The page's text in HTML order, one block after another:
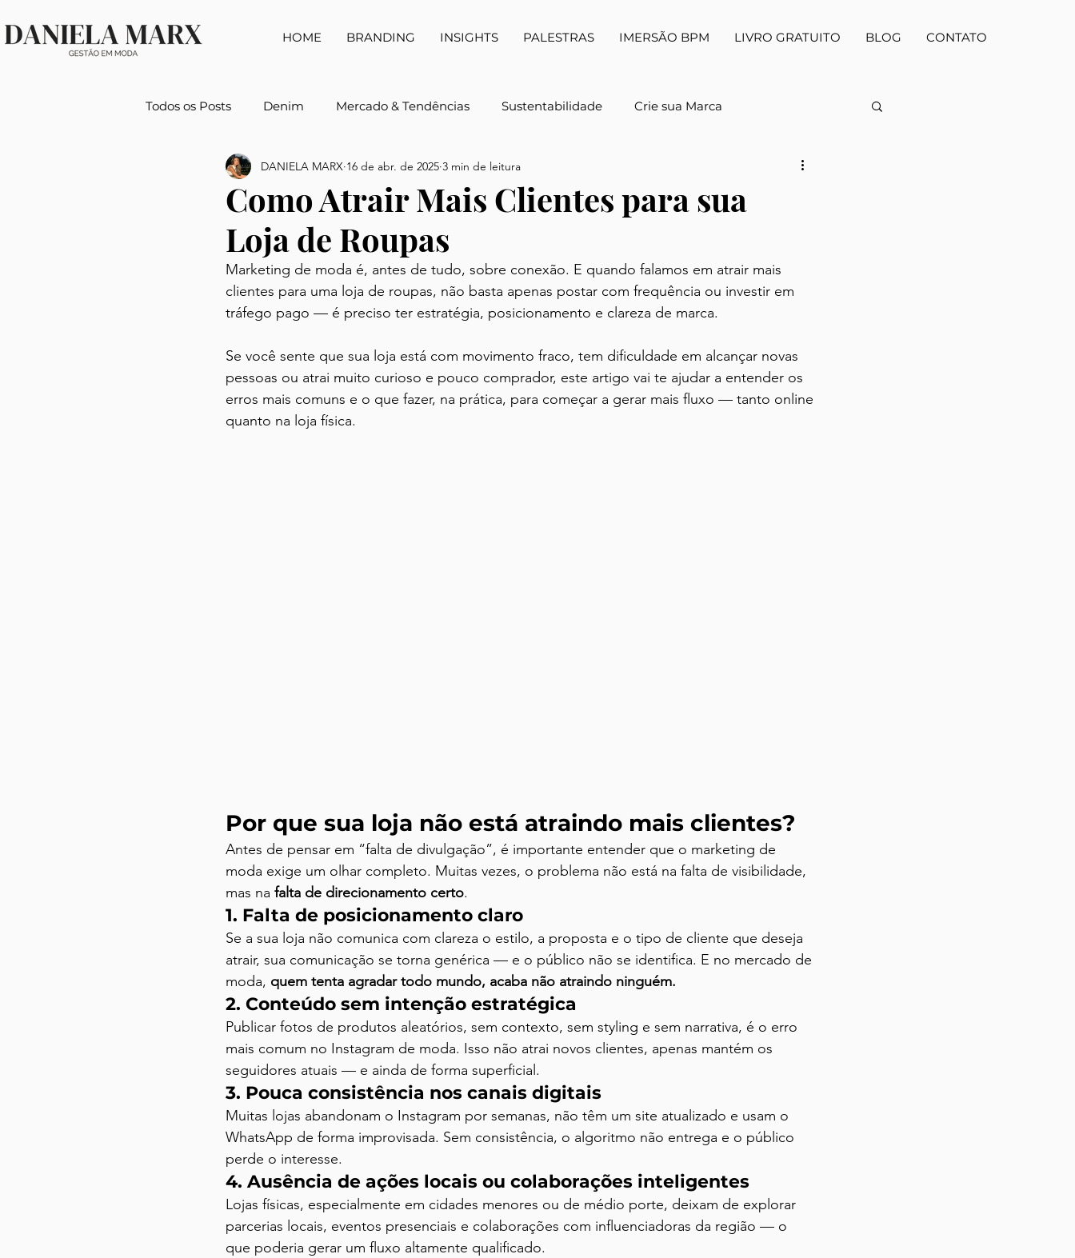
HOME BRANDING INSIGHTS PALESTRAS IMERSÃO BPM LIVRO GRATUITO BLOG CONTATO
Todos os Posts Denim Mercado & Tendências Sustentabilidade Crie sua Marca
Marketing de Moda Liderança Feminina Indústria Têxtil & Estratégia
Comportamento & Consumo IA & Creator Economy
Como Atrair Mais Clientes para sua
Loja de Roupas
DANIELA MARX 16 de abr. de 2025 3 min de leitura
Marketing de moda é, antes de tudo, sobre conexão. E quando falamos em atrair mais
clientes para uma loja de roupas, não basta apenas postar com frequência ou investir em
tráfego pago — é preciso ter estratégia, posicionamento e clareza de marca.
Se você sente que sua loja está com movimento fraco, tem dificuldade em alcançar novas
pessoas ou atrai muito curioso e pouco comprador, este artigo vai te ajudar a entender os
erros mais comuns e o que fazer, na prática, para começar a gerar mais fluxo — tanto online
quanto na loja física.
Por que sua loja não está atraindo mais clientes?
Antes de pensar em “falta de divulgação”, é importante entender que o marketing de
moda exige um olhar completo. Muitas vezes, o problema não está na falta de visibilidade,
mas na falta de direcionamento certo.
1. Falta de posicionamento claro
Se a sua loja não comunica com clareza o estilo, a proposta e o tipo de cliente que deseja
atrair, sua comunicação se torna genérica — e o público não se identifica. E no mercado de
moda, quem tenta agradar todo mundo, acaba não atraindo ninguém.
2. Conteúdo sem intenção estratégica
Publicar fotos de produtos aleatórios, sem contexto, sem styling e sem narrativa, é o erro
mais comum no Instagram de moda. Isso não atrai novos clientes, apenas mantém os
seguidores atuais — e ainda de forma superficial.
3. Pouca consistência nos canais digitais
Muitas lojas abandonam o Instagram por semanas, não têm um site atualizado e usam o
WhatsApp de forma improvisada. Sem consistência, o algoritmo não entrega e o público
perde o interesse.
4. Ausência de ações locais ou colaborações inteligentes
Lojas físicas, especialmente em cidades menores ou de médio porte, deixam de explorar
parcerias locais, eventos presenciais e colaborações com influenciadoras da região — o
que poderia gerar um fluxo altamente qualificado.